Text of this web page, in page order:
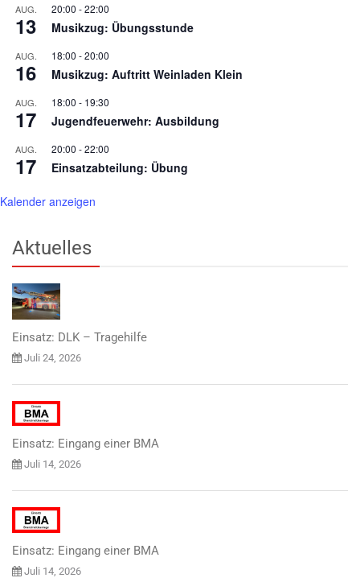
AUG.
13
20:00 -22:00
Musikzug: Übungsstunde
AUG.
16
18:00 -20:00
Musikzug: Auftritt Weinladen Klein
AUG.
17
18:00 - 19:30
Jugendfeuerwehr: Ausbildung
AUG.
17
20:00 -22:00
Einsatzabteilung: Übung
Kalender anzeigen
Aktuelles
Einsatz: DLK – Tragehilfe
Juli 24, 2026
Einsatz: Eingang einer BMA
Juli 14, 2026
Einsatz: Eingang einer BMA
Juli 14, 2026